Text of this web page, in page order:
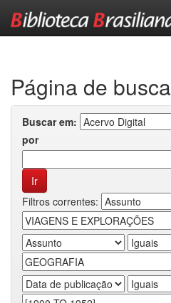
Página de busca
Buscar em:
por
Filtros correntes: